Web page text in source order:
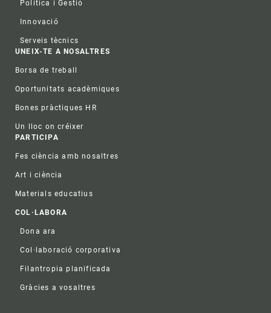
Política i Gestió
Innovació
Serveis tècnics
UNEIX-TE A NOSALTRES
Borsa de treball
Oportunitats acadèmiques
Bones pràctiques HR
Un lloc on créixer
PARTICIPA
Fes ciència amb nosaltres
Art i ciència
Materials educatius
COL·LABORA
Dona ara
Col·laboració corporativa
Filantropia planificada
Gràcies a vosaltres